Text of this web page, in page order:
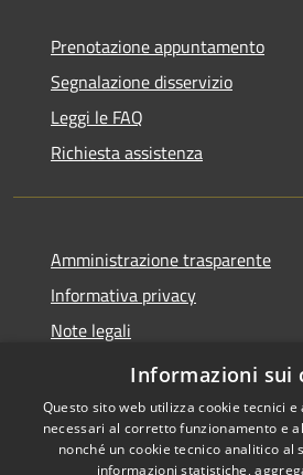
Prenotazione appuntamento
Segnalazione disservizio
Leggi le FAQ
Richiesta assistenza
Amministrazione trasparente
Informativa privacy
Note legali
Dichiarazione di accessibilità
Informazioni sui
Questo sito web utilizza cookie tecnici
necessari al corretto funzionamento e
nonché un cookie tecnico analitico al
informazioni statistiche,